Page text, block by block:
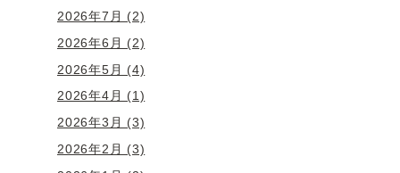
2026年7月 (2)
2026年6月 (2)
2026年5月 (4)
2026年4月 (1)
2026年3月 (3)
2026年2月 (3)